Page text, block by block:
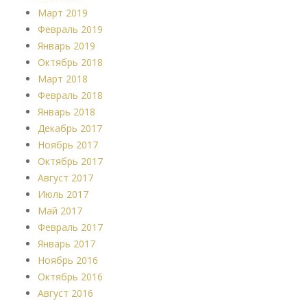
Март 2019
Февраль 2019
Январь 2019
Октябрь 2018
Март 2018
Февраль 2018
Январь 2018
Декабрь 2017
Ноябрь 2017
Октябрь 2017
Август 2017
Июль 2017
Май 2017
Февраль 2017
Январь 2017
Ноябрь 2016
Октябрь 2016
Август 2016